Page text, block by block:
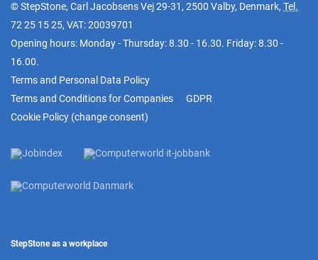
© StepStone, Carl Jacobsens Vej 29-31, 2500 Valby, Denmark, Tel.
72 25 15 25, VAT: 20039701
Opening hours: Monday - Thursday: 8.30 - 16.30. Friday: 8.30 -
16.00.
Terms and Personal Data Policy
Terms and Conditions for Companies
GDPR
Cookie Policy (change consent)
StepStone as a workplace